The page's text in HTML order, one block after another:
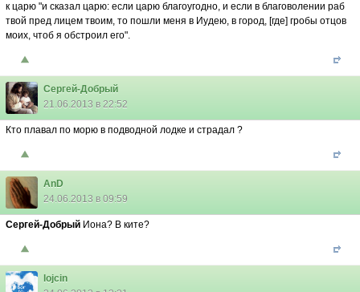
к царю "и сказал царю: если царю благоугодно, и если в благоволении раб
твой пред лицем твоим, то пошли меня в Иудею, в город, [где] гробы отцов
моих, чтоб я обстроил его".
Сергей-Добрый
21.06.2013 в 22:52
Кто плавал по морю в подводной лодке и страдал ?
AnD
24.06.2013 в 09:59
Сергей-Добрый Иона? В ките?
lojcin